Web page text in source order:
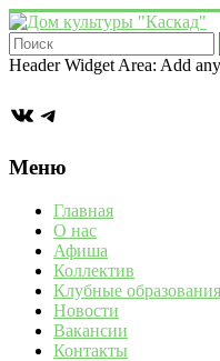
Перейти
к
содержимому
Дом
"Каскад"
Учреждение
культуры
деревне
Васькино
городского
округа
Чехов
Header Widget Area: Add
ВКонтакте
Telegram
Меню
Главная
О нас
Афиша
Коллектив
Клубные образования
Новости
Вакансии
Контакты